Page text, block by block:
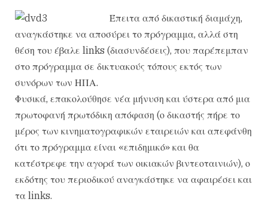
Έπειτα από δικαστική διαμάχη,
αναγκάστηκε να αποσύρει το πρόγραμμα, αλλά στη
θέση του έβαλε links (διασυνδέσεις), που παρέπεμπαν
στο πρόγραμμα σε δικτυακούς τόπους εκτός των
συνόρων των ΗΠΑ.
Φυσικά, επακολούθησε νέα μήνυση και ύστερα από μια
πρωτοφανή πρωτόδικη απόφαση (ο δικαστής πήρε το
μέρος των κινηματογραφικών εταιρειών και απεφάνθη
ότι το πρόγραμμα είναι «επιδημικό» και θα
κατέστρεφε την αγορά των οικιακών βιντεοταινιών), ο
εκδότης του περιοδικού αναγκάστηκε να αφαιρέσει και
τα links.